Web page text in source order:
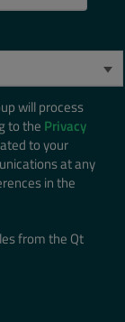
will process
to the Privacy
to your
at any
in the
from the Qt